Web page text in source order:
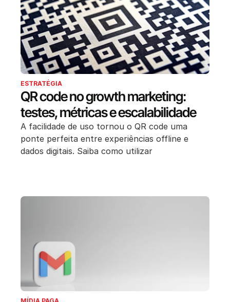
ESTRATÉGIA
QR code no growth marketing:
testes, métricas e escalabilidade
A facilidade de uso tornou o QR code uma
ponte perfeita entre experiências offline e
dados digitais. Saiba como utilizar